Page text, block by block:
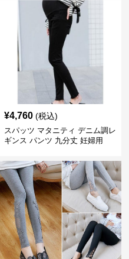
¥4,760 (税込)
スパッツ マタニティ デニム調レ
ギンス パンツ 九分丈 妊婦用